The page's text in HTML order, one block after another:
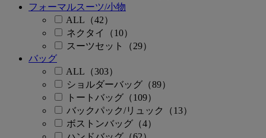
フォーマルスーツ/小物
ALL（42）
ネクタイ（10）
スーツセット（29）
バッグ
ALL（303）
ショルダーバッグ（89）
トートバッグ（109）
バックパック/リュック（13）
ボストンバッグ（4）